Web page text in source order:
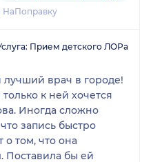
НаПоправку
Прием детского ЛОРа
врач в городе!
к ней хочется
Иногда сложно
запись быстро
о том, что она
Поставила бы ей